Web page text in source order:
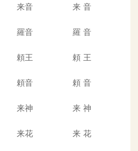
来音 来 音
羅音 羅 音
頼王 頼 王
頼音 頼 音
来神 来 神
来花 来 花